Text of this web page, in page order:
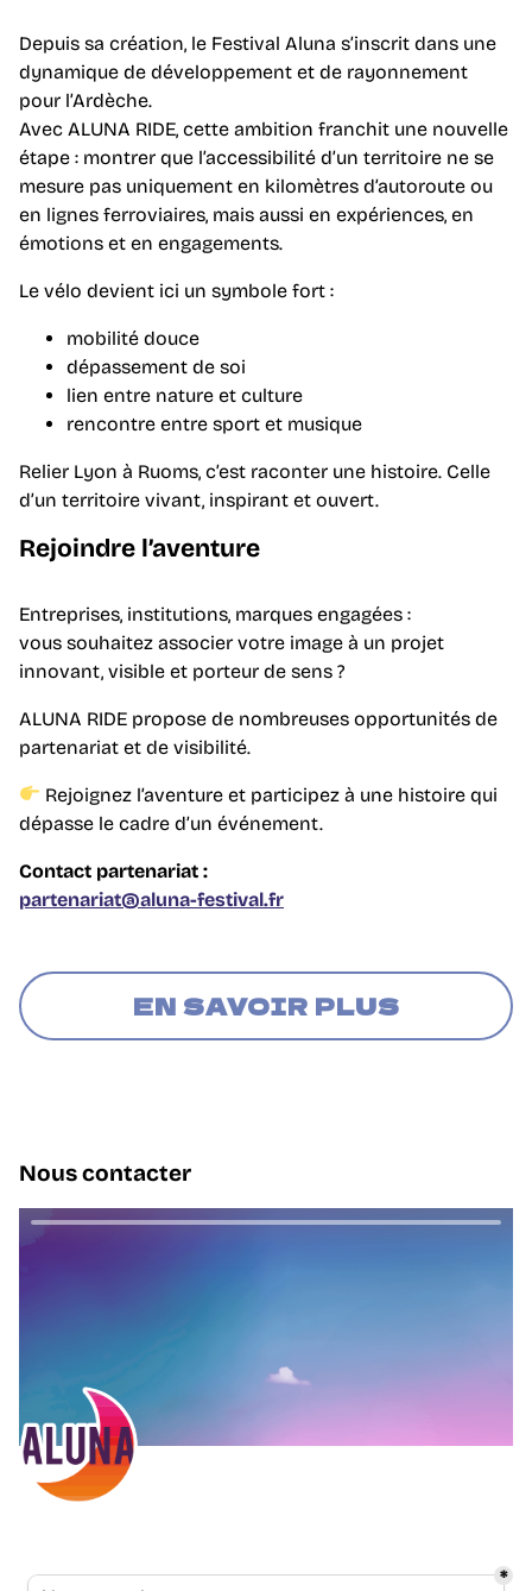
Depuis sa création, le Festival Aluna s’inscrit dans une
dynamique de développement et de rayonnement
pour l’Ardèche.
Avec ALUNA RIDE, cette ambition franchit une nouvelle
étape : montrer que l’accessibilité d’un territoire ne se
mesure pas uniquement en kilomètres d’autoroute ou
en lignes ferroviaires, mais aussi en expériences, en
émotions et en engagements.
Le vélo devient ici un symbole fort :
mobilité douce
dépassement de soi
lien entre nature et culture
rencontre entre sport et musique
Relier Lyon à Ruoms, c’est raconter une histoire. Celle
d’un territoire vivant, inspirant et ouvert.
Rejoindre l’aventure
Entreprises, institutions, marques engagées :
vous souhaitez associer votre image à un projet
innovant, visible et porteur de sens ?
ALUNA RIDE propose de nombreuses opportunités de
partenariat et de visibilité.
Rejoignez l’aventure et participez à une histoire qui
dépasse le cadre d’un événement.
Contact partenariat :
partenariat@aluna-festival.fr
EN SAVOIR PLUS
Nous contacter